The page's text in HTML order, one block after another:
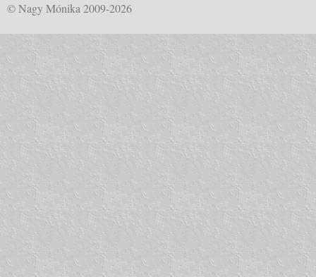
© Nagy Mónika 2009-2026